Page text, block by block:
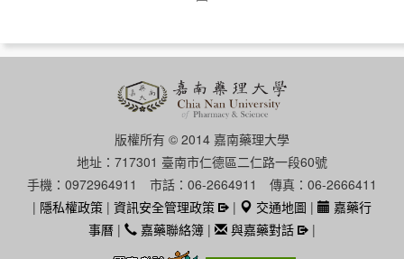
版權所有 © 2014 嘉南藥理大學
地址：717301 臺南市仁德區二仁路一段60號
手機：0972964911 市話：06-2664911 傳真：06-2666411
| 隱私權政策 | 資訊安全管理政策 | 交通地圖 |
嘉藥行
事曆 | 嘉藥聯絡簿 | 與嘉藥對話 |